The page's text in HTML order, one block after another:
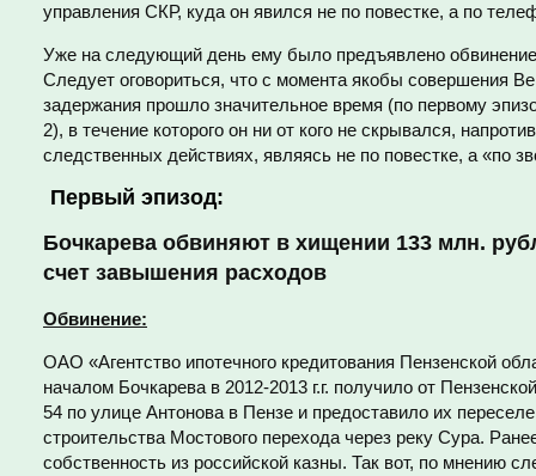
управления СКР, куда он явился не по повестке, а по
Уже на следующий день ему было предъявлено
Следует оговориться, что с момента якобы совершения
задержания прошло значительное время (по первому
2), в течение которого он ни от кого не скрывался,
следственных действиях, являясь не по повестке, а «по
Первый эпизод:
Бочкарева обвиняют в хищении 133 млн.
счет завышения расходов
Обвинение:
ОАО «Агентство ипотечного кредитования Пензенской
началом Бочкарева в 2012-2013 г.г. получило от
54 по улице Антонова в Пензе и предоставило их
строительства Мостового перехода через реку Сура.
собственность из российской казны. Так вот, по мнению